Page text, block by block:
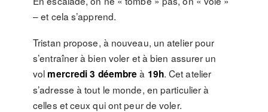
– et cela s’apprend.
Tristan propose, à nouveau, un atelier pour
s’entraîner à bien voler et à bien assurer un
vol mercredi 3 déembre à 19h. Cet atelier
s’adresse à tout le monde, en particulier à
celles et ceux qui ont peur de voler.